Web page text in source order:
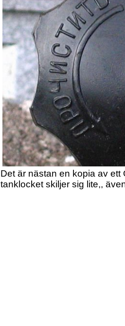
Det är nästan en kopia av
tanklocket skiljer sig lite,,